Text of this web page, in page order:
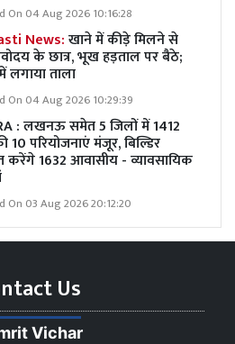
On 04 Aug 2026 10:16:28
News:खाने में कीड़े मिलने से
के छात्र, भूख हड़ताल पर बैठे;
लगाया ताला
On 04 Aug 2026 10:29:39
: लखनऊ समेत 5 जिलों में 1412
10 परियोजनाएं मंजूर, बिल्डिर
करेंगे 1632 आवासीय - व्यावसायिक
On 03 Aug 2026 20:12:20
Us
Vichar